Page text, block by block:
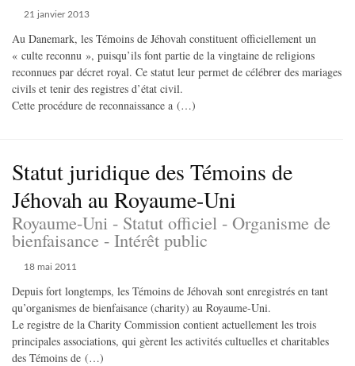
21 janvier 2013
Au Danemark, les Témoins de Jéhovah constituent officiellement un
« culte reconnu », puisqu’ils font partie de la vingtaine de religions
reconnues par décret royal. Ce statut leur permet de célébrer des mariages
civils et tenir des registres d’état civil.
Cette procédure de reconnaissance a (…)
Statut juridique des Témoins de
Jéhovah au Royaume-Uni
Royaume-Uni - Statut officiel - Organisme de
bienfaisance - Intérêt public
18 mai 2011
Depuis fort longtemps, les Témoins de Jéhovah sont enregistrés en tant
qu’organismes de bienfaisance (charity) au Royaume-Uni.
Le registre de la Charity Commission contient actuellement les trois
principales associations, qui gèrent les activités cultuelles et charitables
des Témoins de (…)